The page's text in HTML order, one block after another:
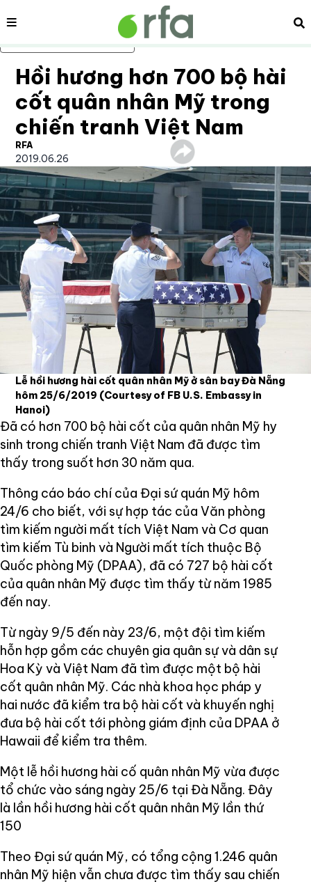
Bỏ qua nội dung chính
Nội dung
Hồi hương hơn 700 bộ hài
cốt quân nhân Mỹ trong
chiến tranh Việt Nam
RFA
2019.06.26
Lễ hồi hương hài cốt quân nhân Mỹ ở sân bay Đà Nẵng
hôm 25/6/2019 (Courtesy of FB U.S. Embassy in
Hanoi)
Đã có hơn 700 bộ hài cốt của quân nhân Mỹ hy
sinh trong chiến tranh Việt Nam đã được tìm
thấy trong suốt hơn 30 năm qua.
Thông cáo báo chí của Đại sứ quán Mỹ hôm
24/6 cho biết, với sự hợp tác của Văn phòng
tìm kiếm người mất tích Việt Nam và Cơ quan
tìm kiếm Tù binh và Người mất tích thuộc Bộ
Quốc phòng Mỹ (DPAA), đã có 727 bộ hài cốt
của quân nhân Mỹ được tìm thấy từ năm 1985
đến nay.
Từ ngày 9/5 đến này 23/6, một đội tìm kiếm
hỗn hợp gồm các chuyên gia quân sự và dân sự
Hoa Kỳ và Việt Nam đã tìm được một bộ hài
cốt quân nhân Mỹ. Các nhà khoa học pháp y
hai nước đã kiểm tra bộ hài cốt và khuyến nghị
đưa bộ hài cốt tới phòng giám định của DPAA ở
Hawaii để kiểm tra thêm.
Một lễ hồi hương hài cố quân nhân Mỹ vừa được
tổ chức vào sáng ngày 25/6 tại Đà Nẵng. Đây
là lần hồi hương hài cốt quân nhân Mỹ lần thứ
150
Theo Đại sứ quán Mỹ, có tổng cộng 1.246 quân
nhân Mỹ hiện vẫn chưa được tìm thấy sau chiến